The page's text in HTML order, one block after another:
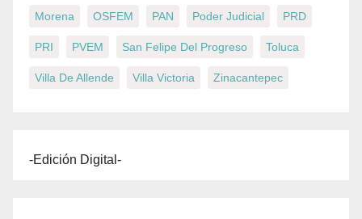
Morena OSFEM PAN Poder Judicial PRD
PRI PVEM San Felipe Del Progreso Toluca
Villa De Allende Villa Victoria Zinacantepec
-Edición Digital-